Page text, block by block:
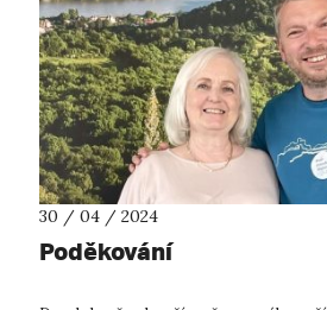
30 / 04 / 2024
Poděkování